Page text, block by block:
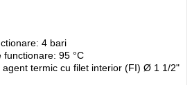
4 bari
functionare: 95 °C
termic cu filet interior (FI) Ø 1 1/2"